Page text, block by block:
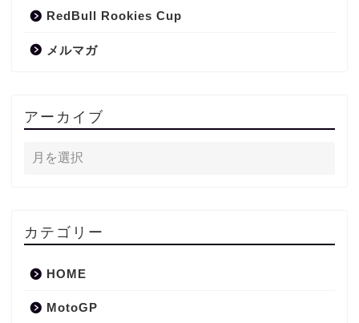
RedBull Rookies Cup
メルマガ
アーカイブ
カテゴリー
HOME
MotoGP